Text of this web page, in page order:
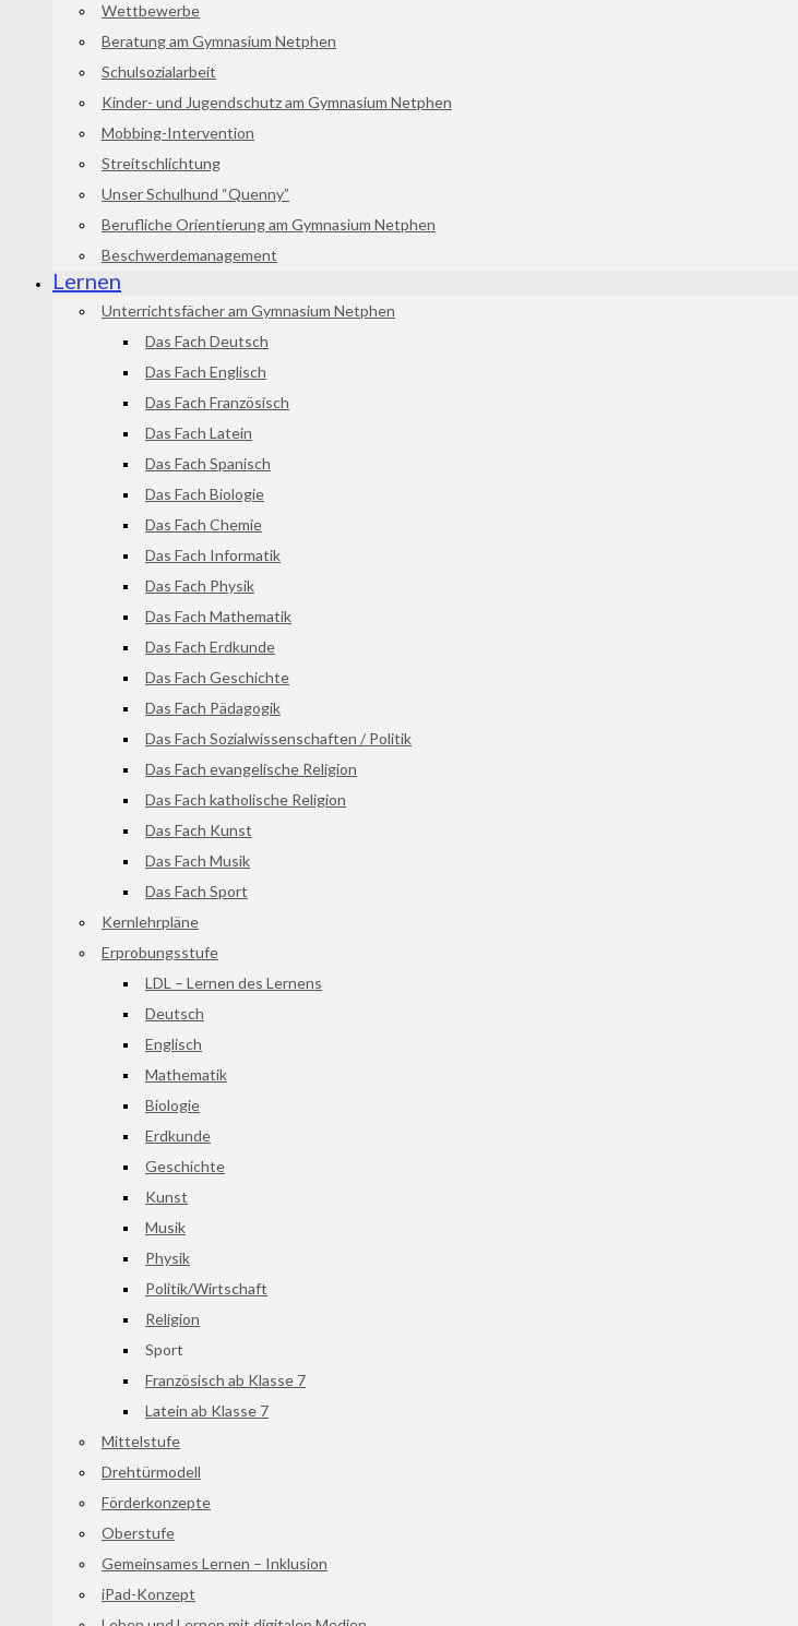
Wettbewerbe
Beratung am Gymnasium Netphen
Schulsozialarbeit
Kinder- und Jugendschutz am Gymnasium Netphen
Mobbing-Intervention
Streitschlichtung
Unser Schulhund “Quenny”
Berufliche Orientierung am Gymnasium Netphen
Beschwerdemanagement
Lernen
Unterrichtsfächer am Gymnasium Netphen
Das Fach Deutsch
Das Fach Englisch
Das Fach Französisch
Das Fach Latein
Das Fach Spanisch
Das Fach Biologie
Das Fach Chemie
Das Fach Informatik
Das Fach Physik
Das Fach Mathematik
Das Fach Erdkunde
Das Fach Geschichte
Das Fach Pädagogik
Das Fach Sozialwissenschaften / Politik
Das Fach evangelische Religion
Das Fach katholische Religion
Das Fach Kunst
Das Fach Musik
Das Fach Sport
Kernlehrpläne
Erprobungsstufe
LDL – Lernen des Lernens
Deutsch
Englisch
Mathematik
Biologie
Erdkunde
Geschichte
Kunst
Musik
Physik
Politik/Wirtschaft
Religion
Sport
Französisch ab Klasse 7
Latein ab Klasse 7
Mittelstufe
Drehtürmodell
Förderkonzepte
Oberstufe
Gemeinsames Lernen – Inklusion
iPad-Konzept